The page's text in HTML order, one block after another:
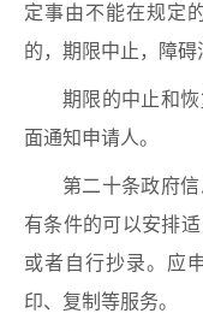
定事由不能在规定
的，期限中止，障碍
期限的中止和
面通知申请人。
第二十条政府
有条件的可以安排
或者自行抄录。应
印、复制等服务。